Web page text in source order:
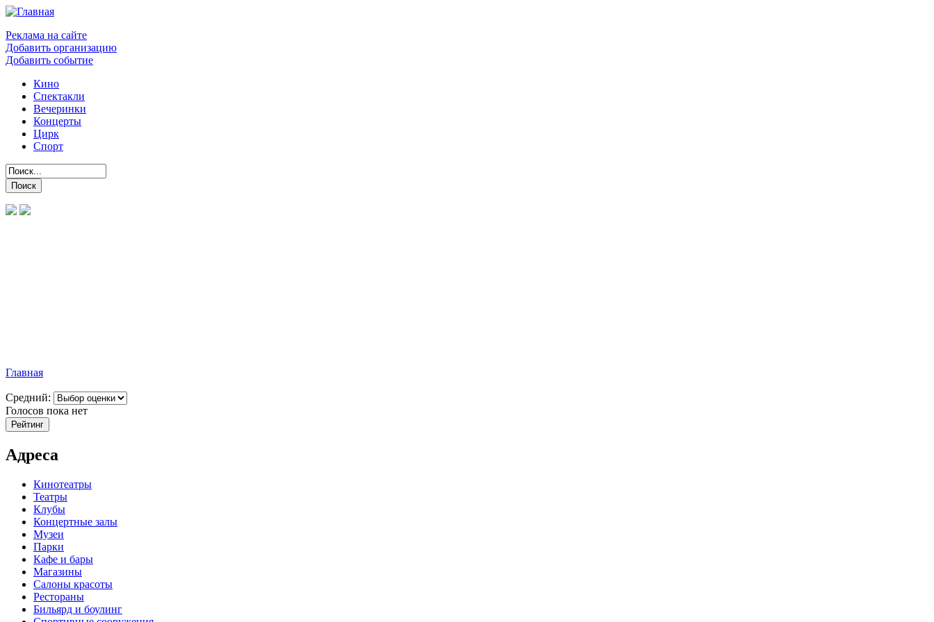
Реклама на сайте
Добавить организацию
Добавить событие
Кино
Спектакли
Вечеринки
Концерты
Цирк
Спорт
Главная
Средний:
Голосов пока нет
Адреса
Кинотеатры
Театры
Клубы
Концертные залы
Музеи
Парки
Кафе и бары
Магазины
Салоны красоты
Рестораны
Бильярд и боулинг